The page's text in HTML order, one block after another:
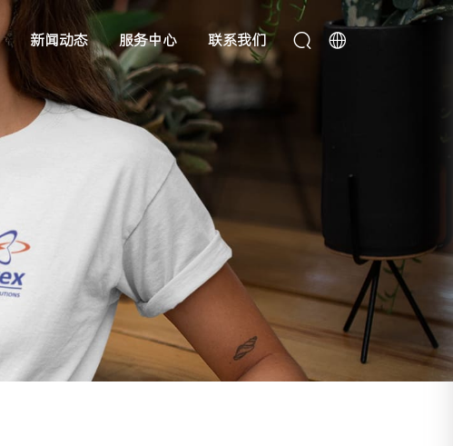
新闻动态 服务中心 联系我们